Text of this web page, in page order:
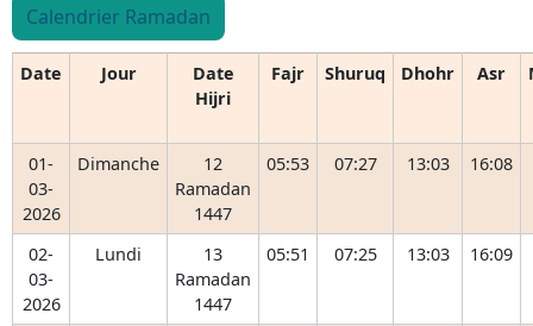
Calendrier Ramadan
Date Jour
Date
Hijri
Fajr Shuruq Dhohr Asr
01-
03-
2026
Dimanche
12
Ramadan
1447
05:53 07:27 13:03 16:08
02-
03-
2026
Lundi
13
Ramadan
1447
05:51 07:25 13:03 16:09